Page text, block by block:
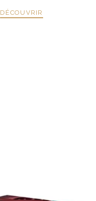
DÉCOUVRIR